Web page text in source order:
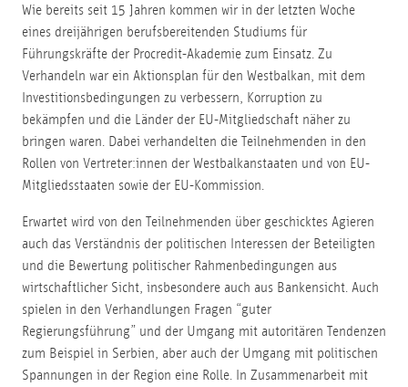
Wie bereits seit 15 Jahren kommen wir in der letzten Woche
eines dreijährigen berufsbereitenden Studiums für
Führungskräfte der Procredit-Akademie zum Einsatz. Zu
Verhandeln war ein Aktionsplan für den Westbalkan, mit dem
Investitionsbedingungen zu verbessern, Korruption zu
bekämpfen und die Länder der EU-Mitgliedschaft näher zu
bringen waren. Dabei verhandelten die Teilnehmenden in den
Rollen von Vertreter:innen der Westbalkanstaaten und von EU-
Mitgliedsstaaten sowie der EU-Kommission.
Erwartet wird von den Teilnehmenden über geschicktes Agieren
auch das Verständnis der politischen Interessen der Beteiligten
und die Bewertung politischer Rahmenbedingungen aus
wirtschaftlicher Sicht, insbesondere auch aus Bankensicht. Auch
spielen in den Verhandlungen Fragen “guter
Regierungsführung” und der Umgang mit autoritären Tendenzen
zum Beispiel in Serbien, aber auch der Umgang mit politischen
Spannungen in der Region eine Rolle. In Zusammenarbeit mit